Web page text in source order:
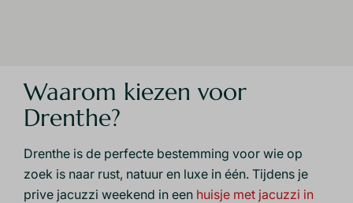
Waarom kiezen voor
Drenthe?
Drenthe is de perfecte bestemming voor wie op
zoek is naar rust, natuur en luxe in één. Tijdens je
prive jacuzzi weekend in een huisje met jacuzzi in